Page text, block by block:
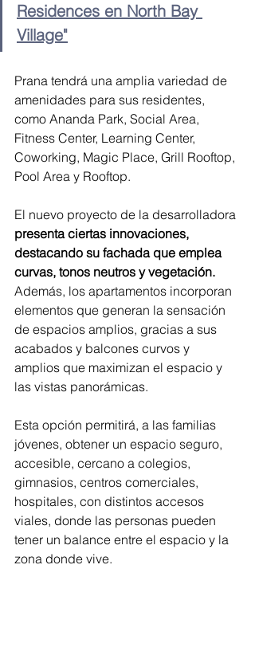
Residences en North Bay
Village"
Prana tendrá una amplia variedad de
amenidades para sus residentes,
como Ananda Park, Social Area,
Fitness Center, Learning Center,
Coworking, Magic Place, Grill Rooftop,
Pool Area y Rooftop.
El nuevo proyecto de la desarrolladora
presenta ciertas innovaciones,
destacando su fachada que emplea
curvas, tonos neutros y vegetación.
Además, los apartamentos incorporan
elementos que generan la sensación
de espacios amplios, gracias a sus
acabados y balcones curvos y
amplios que maximizan el espacio y
las vistas panorámicas.
Esta opción permitirá, a las familias
jóvenes, obtener un espacio seguro,
accesible, cercano a colegios,
gimnasios, centros comerciales,
hospitales, con distintos accesos
viales, donde las personas pueden
tener un balance entre el espacio y la
zona donde vive.